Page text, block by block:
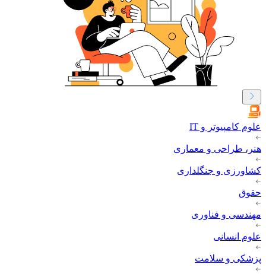
علوم کامپیوتر و IT
هنر، طراحی و معماری
کشاورزی و جنگلداری
حقوق
مهندسی و فناوری
علوم انسانی
پزشکی و سلامت